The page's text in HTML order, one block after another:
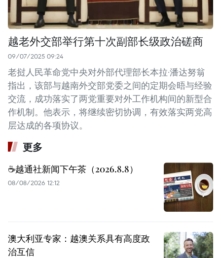
越老外交部举行第十次副部长级政治磋商
09/07/2025 09:24
老挝人民革命党中央对外部代理部长本拉·潘达努翁
指出，该部与越南外交部党委之间的定期会晤与经验
交流，成功落实了两党重要对外工作机构间的新型合
作机制。他表示，将继续密切协调，有效落实两党高
层达成的各项协议。
更多
☕️越通社新闻下午茶（2026.8.8）
08/08/2026 12:12
澳大利亚专家：越澳关系具有高度政
治互信